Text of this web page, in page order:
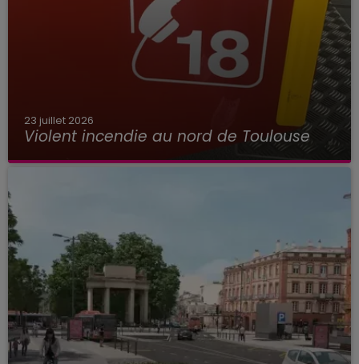
23 juillet 2026
Violent incendie au nord de Toulouse